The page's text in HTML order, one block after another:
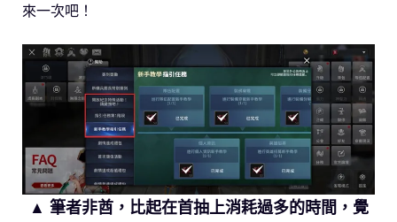
來一次吧！
▲ 筆者非酋，比起在首抽上消耗過多的時間，覺